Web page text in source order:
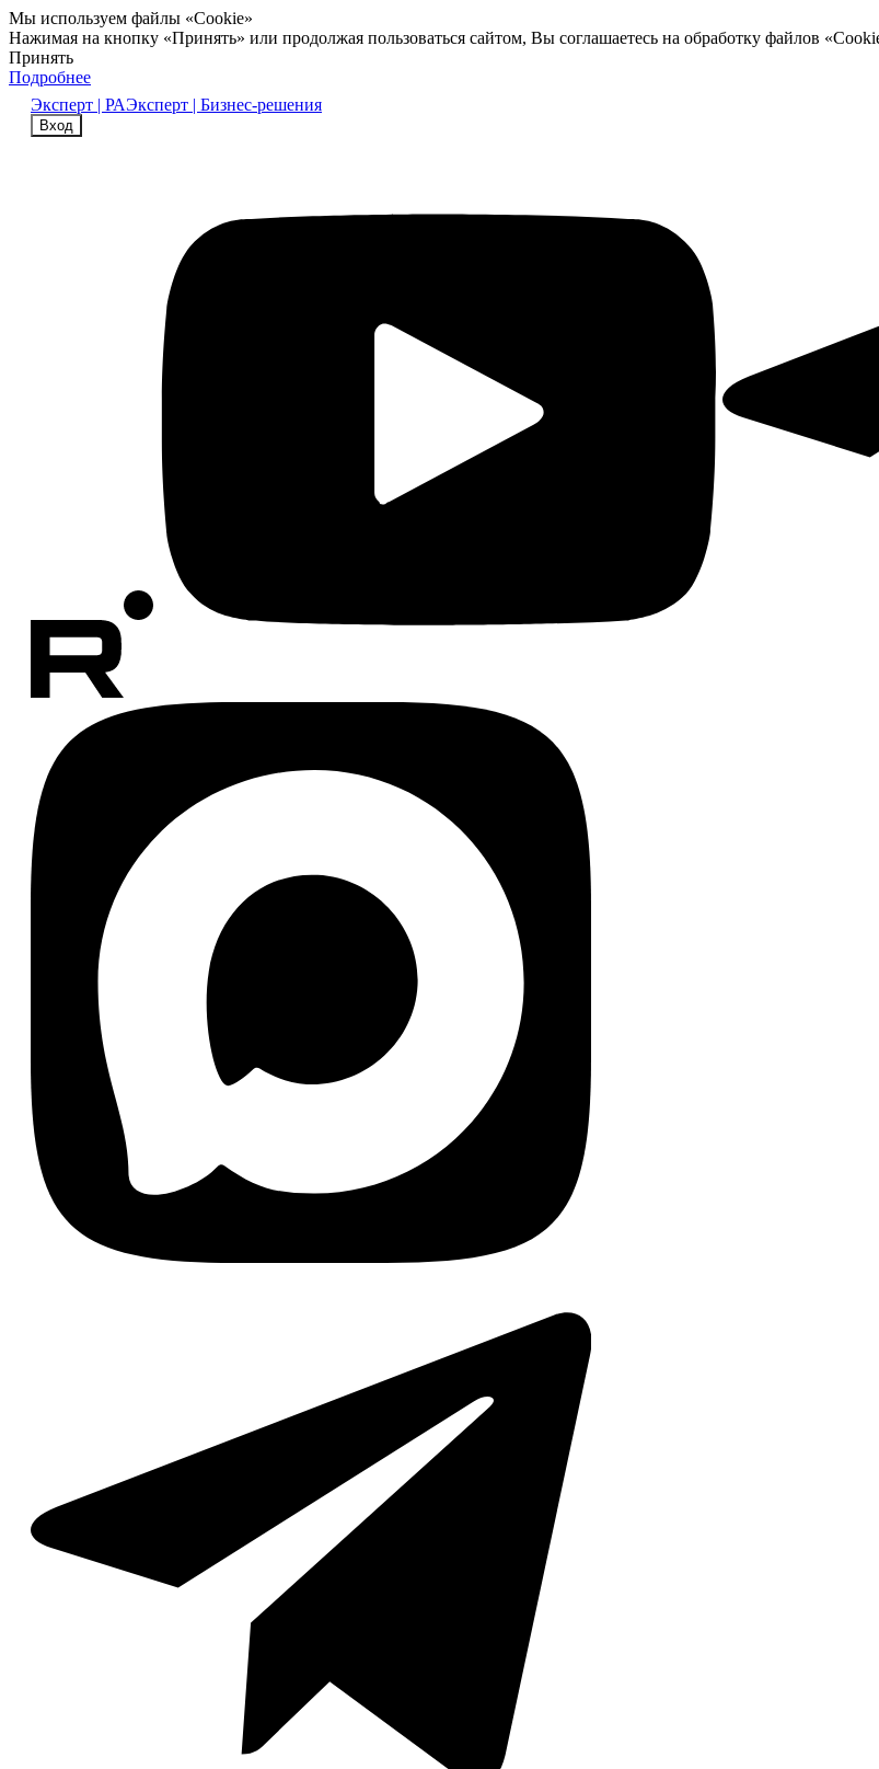
Мы используем файлы «Cookie»
Нажимая на кнопку «Принять» или продолжая пользоваться сайтом, Вы соглашаетесь на обработку файлов
Принять
Подробнее
Эксперт | РАЭксперт | Бизнес-решения
Вход